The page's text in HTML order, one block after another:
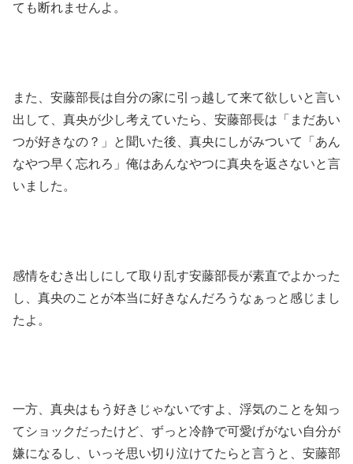
ても断れませんよ。
また、安藤部長は自分の家に引っ越して来て欲しいと言い
出して、真央が少し考えていたら、安藤部長は「まだあい
つが好きなの？」と聞いた後、真央にしがみついて「あん
なやつ早く忘れろ」俺はあんなやつに真央を返さないと言
いました。
感情をむき出しにして取り乱す安藤部長が素直でよかった
し、真央のことが本当に好きなんだろうなぁっと感じまし
たよ。
一方、真央はもう好きじゃないですよ、浮気のことを知っ
てショックだったけど、ずっと冷静で可愛げがない自分が
嫌になるし、いっそ思い切り泣けてたらと言うと、安藤部